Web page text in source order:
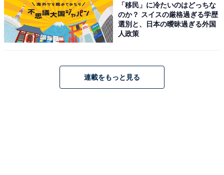
Twitterでは「プライドが邪魔し家臣も離れ孤独な氏真。
兄と慕う氏真に槍を向けるの家康もほんとに辛かったで
しょう」「『そなたはまだ降りるな。そこでまだまだ苦
ない家康への励ましと呪いの言葉を送る姿が結構響い
た」「持っているものや得るもの、失うものが正反対だ
「移民」に冷たいのはどっちな
のか？ スイスの厳格過ぎる学歴
選別と、日本の曖昧過ぎる外国
人政策
連載をもっと見る